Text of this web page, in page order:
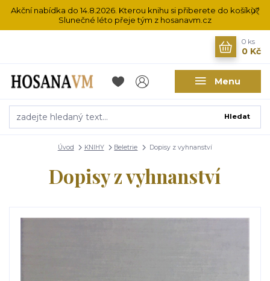
Akční nabídka do 14.8.2026. Kterou knihu si přiberete do košíku?
Slunečné léto přeje tým z hosanavm.cz
Menu
Hledat
0 ks
0 Kč
Úvod KNIHY Beletrie Dopisy z vyhnanství
Dopisy z vyhnanství